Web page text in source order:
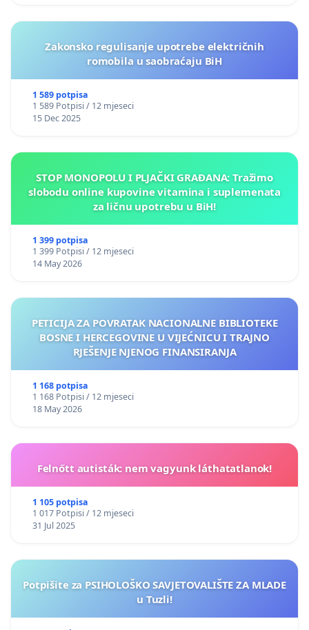
Zakonsko regulisanje upotrebe električnih
romobila u saobraćaju BiH
1 589 potpisa
1 589 Potpisi / 12 mjeseci
15 Dec 2025
STOP MONOPOLU I PLJAČKI GRAĐANA: Tražimo
slobodu online kupovine vitamina i suplemenata
za ličnu upotrebu u BiH!
1 399 potpisa
1 399 Potpisi / 12 mjeseci
14 May 2026
PETICIJA ZA POVRATAK NACIONALNE BIBLIOTEKE
BOSNE I HERCEGOVINE U VIJEĆNICU I TRAJNO
RJEŠENJE NJENOG FINANSIRANJA
1 168 potpisa
1 168 Potpisi / 12 mjeseci
18 May 2026
Felnőtt autisták: nem vagyunk láthatatlanok!
1 105 potpisa
1 017 Potpisi / 12 mjeseci
31 Jul 2025
Potpišite za PSIHOLOŠKO SAVJETOVALIŠTE ZA MLADE
u Tuzli!